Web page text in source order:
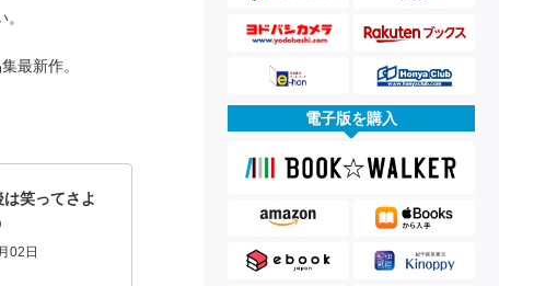
最新作。
笑ってさよ
02日
電子版を購入